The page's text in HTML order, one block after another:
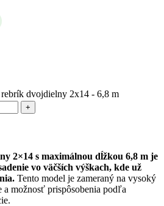
dvojdielny 2x14 - 6,8 m
2×14 s maximálnou dĺžkou 6,8 m je
vo väčších výškach, kde už
Tento model je zameraný na vysoký
a možnosť prispôsobenia podľa